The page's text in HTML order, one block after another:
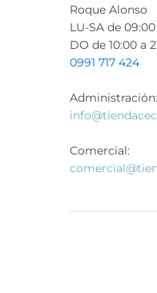
Roque Alonso
LU-SA de 09:00
DO de 10:00 a
0991 717 424
Administración:
Comercial: